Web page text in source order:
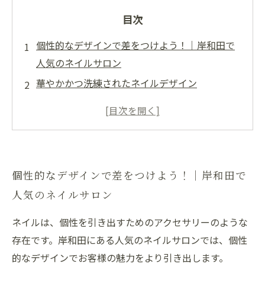
目次
個性的なデザインで差をつけよう！｜岸和田で
人気のネイルサロン
華やかかつ洗練されたネイルデザイン
品質を追求した、高い技術力
個性的なデザインで差をつけよう！｜岸和田で
人気のネイルサロン
ネイルは、個性を引き出すためのアクセサリーのような
存在です。岸和田にある人気のネイルサロンでは、個性
的なデザインでお客様の魅力をより引き出します。